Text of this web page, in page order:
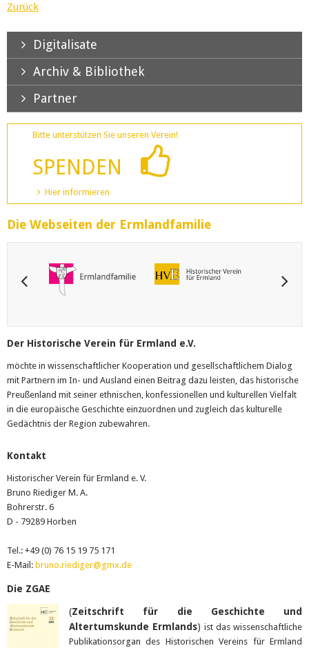
Zurück
Digitalisate
Archiv & Bibliothek
Partner
Bitte unterstützen Sie unseren Verein!
SPENDEN
Hier informieren
Die Webseiten der Ermlandfamilie
Der Historische Verein für Ermland e.V.
möchte in wissenschaftlicher Kooperation und gesellschaftlichem Dialog
mit Partnern im In- und Ausland einen Beitrag dazu leisten, das historische
Preußenland mit seiner ethnischen, konfessionellen und kulturellen Vielfalt
in die europäische Geschichte einzuordnen und zugleich das kulturelle
Gedächtnis der Region zubewahren.
Kontakt
Historischer Verein für Ermland e. V.
Bruno Riediger M. A.
Bohrerstr. 6
D - 79289 Horben
Tel.: +49 (0) 76 15 19 75 171
E-Mail: bruno.riediger@gmx.de
Die ZGAE
(Zeitschrift für die Geschichte und
Altertumskunde Ermlands)ist das wissenschaftliche
Publikationsorgan des Historischen Vereins für Ermland